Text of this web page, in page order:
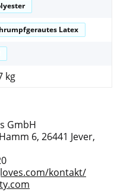
Latex
kg
GmbH
6, 26441 Jever,
kontakt/